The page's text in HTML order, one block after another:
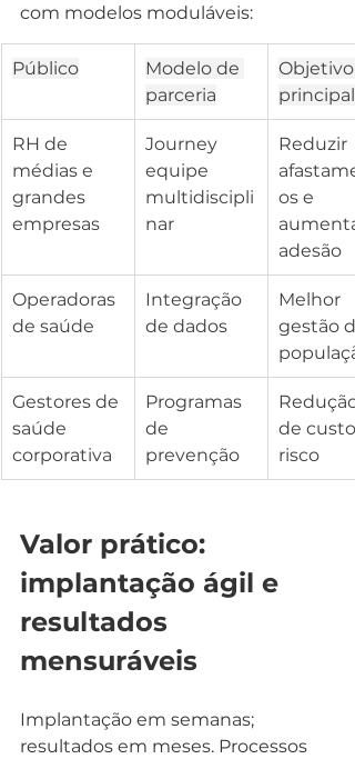
com modelos moduláveis:
Público
Modelo de
parceria
Objetivo
principal
RH de
médias e
grandes
empresas
Journey
equipe
multidiscipli
nar
Reduzir
os e
adesão
Operadoras
de saúde
Integração
de dados
Melhor
gestão
Gestores de
saúde
corporativa
Programas
de
prevenção
Redução
de
risco
Valor prático:
implantação ágil e
resultados
mensuráveis
Implantação em semanas;
resultados em meses. Processos